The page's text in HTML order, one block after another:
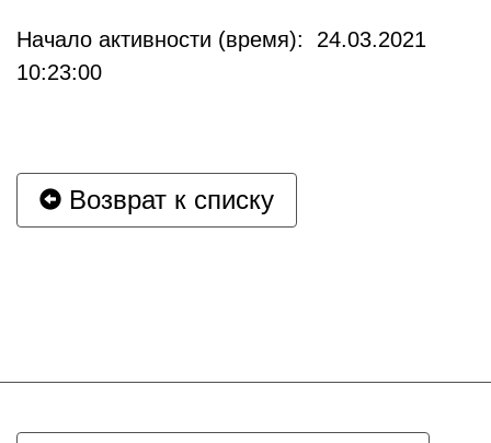
Начало активности (время): 24.03.2021
10:23:00
Возврат к списку